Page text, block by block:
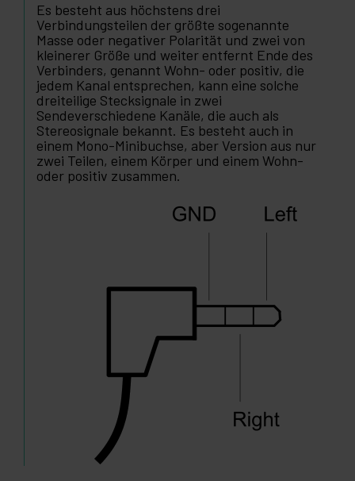
Es besteht aus höchstens drei
Verbindungsteilen der größte sogenannte
Masse oder negativer Polarität und zwei von
kleinerer Größe und weiter entfernt Ende des
Verbinders, genannt Wohn- oder positiv, die
jedem Kanal entsprechen, kann eine solche
dreiteilige Stecksignale in zwei
Sendeverschiedene Kanäle, die auch als
Stereosignale bekannt. Es besteht auch in
einem Mono-Minibuchse, aber Version aus nur
zwei Teilen, einem Körper und einem Wohn-
oder positiv zusammen.